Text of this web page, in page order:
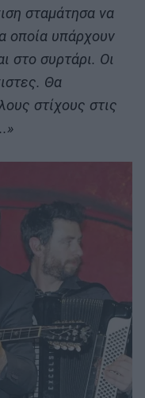
σταμάτησα να
οποία υπάρχουν
στο συρτάρι. Οι
Θα
στίχους στις